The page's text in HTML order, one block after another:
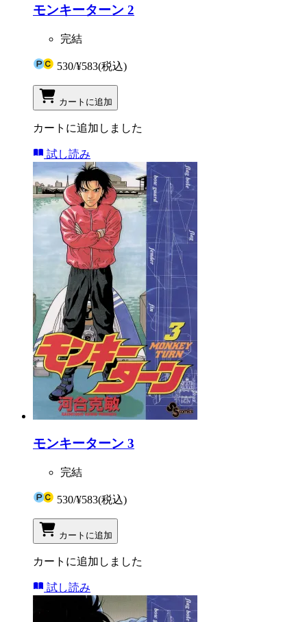
モンキーターン 2
完結
530/¥583(税込)
カートに追加
カートに追加しました
試し読み
モンキーターン 3
完結
530/¥583(税込)
カートに追加
カートに追加しました
試し読み